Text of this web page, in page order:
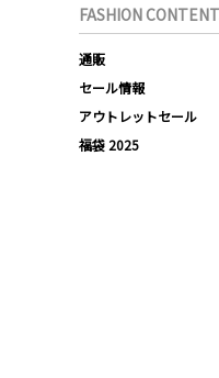
FASHION
通販
セール情報
アウトレットセール
福袋 2025